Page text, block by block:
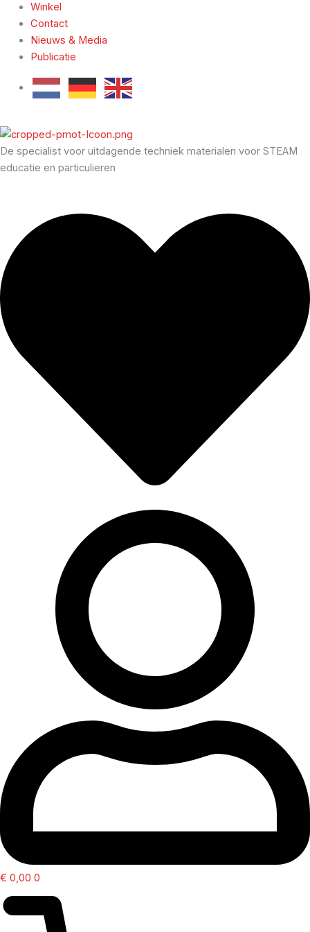
Winkel
Contact
Nieuws & Media
Publicatie
De specialist voor uitdagende techniek materialen voor STEAM
educatie en particulieren
€ 0,00 0